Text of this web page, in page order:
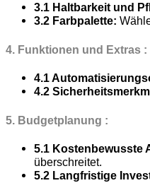
3.1 Haltbarkeit und
3.2 Farbpalette:
4. Funktionen und Extras :
4.1
4.2
5. Budgetplanung :
5.1 Kostenbewusste
überschreitet.
5.2 Langfristige